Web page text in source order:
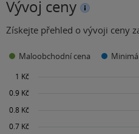
Vývoj ceny
Získejte přehled o vývoji ceny
Maloobchodní cena